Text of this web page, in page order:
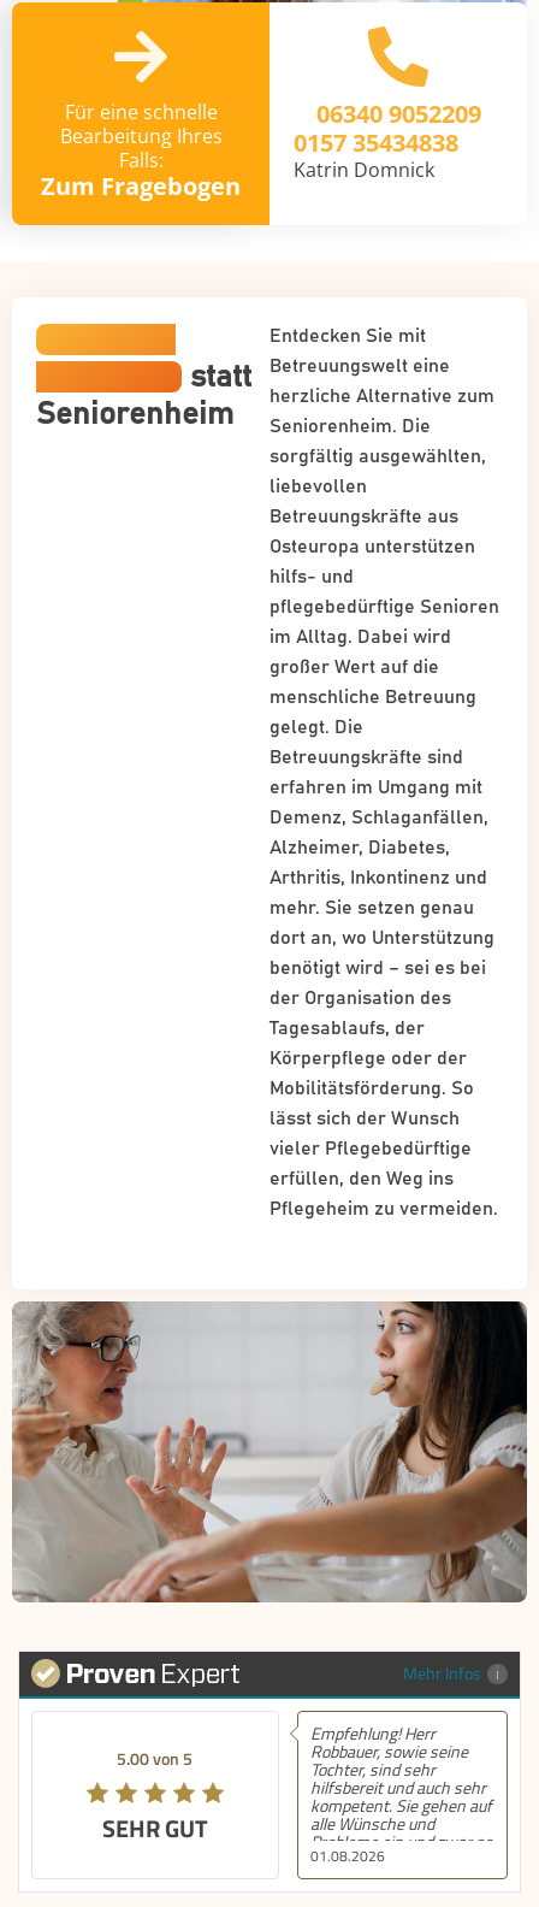
Für eine schnelle
Bearbeitung Ihres
Falls:
Zum Fragebogen
06340 9052209
0157 35434838
Katrin Domnick
Häusliche
Betreuung statt
Seniorenheim
Entdecken Sie mit
Betreuungswelt eine
herzliche Alternative zum
Seniorenheim. Die
sorgfältig ausgewählten,
liebevollen
Betreuungskräfte aus
Osteuropa unterstützen
hilfs- und
pflegebedürftige Senioren
im Alltag. Dabei wird
großer Wert auf die
menschliche Betreuung
gelegt. Die
Betreuungskräfte sind
erfahren im Umgang mit
Demenz, Schlaganfällen,
Alzheimer, Diabetes,
Arthritis, Inkontinenz und
mehr. Sie setzen genau
dort an, wo Unterstützung
benötigt wird – sei es bei
der Organisation des
Tagesablaufs, der
Körperpflege oder der
Mobilitätsförderung. So
lässt sich der Wunsch
vieler Pflegebedürftige
erfüllen, den Weg ins
Pflegeheim zu vermeiden.
Mehr Infos
5.00 von 5
SEHR GUT
01.08.2026
Empfehlung! Herr
Robbauer, sowie seine
Tochter, sind sehr
hilfsbereit und auch sehr
kompetent. Sie gehen auf
alle Wünsche und
Probleme ein und zwar so
schnell wie möglich und
dies auch am
Wochenende und am